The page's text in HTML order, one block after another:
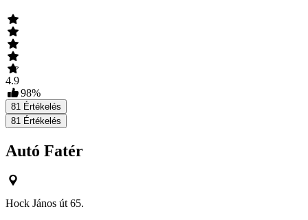
4.9
98%
81 Értékelés
81 Értékelés
Autó Fatér
Hock János út 65.